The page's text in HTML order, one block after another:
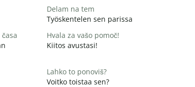
Delam na tem
Työskentelen sen parissa
Hvala za vašo pomoč!
Kiitos avustasi!
Lahko to ponoviš?
Voitko toistaa sen?